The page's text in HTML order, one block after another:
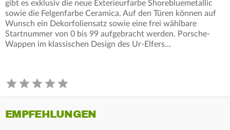
gibt es exklusiv die neue Exterieurfarbe Shorebluemetallic
sowie die Felgenfarbe Ceramica. Auf den Türen können auf
Wunsch ein Dekorfoliensatz sowie eine frei wählbare
Startnummer von 0 bis 99 aufgebracht werden. Porsche-
Wappen im klassischen Design des Ur-Elfers…
EMPFEHLUNGEN